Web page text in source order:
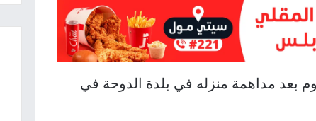
بعد مداهمة منزله في بلدة الدوحة في